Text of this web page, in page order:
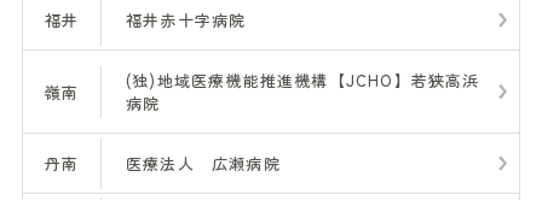
福井 福井赤十字病院
嶺南
(独)地域医療機能推進機構【JCHO】若狭高浜
病院
丹南 医療法人 広瀬病院